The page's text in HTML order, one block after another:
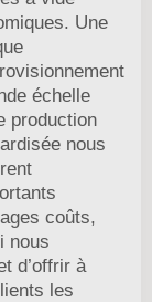
Une
échelle
production
nous
coûts,
nous
d’offrir à
les